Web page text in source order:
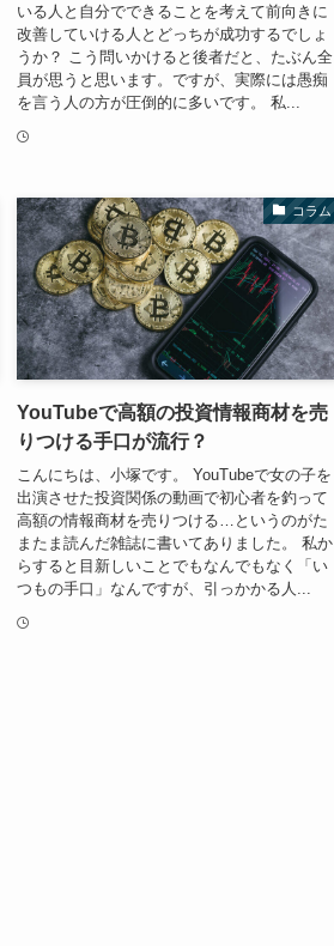
いる人と自分でできることを考えて前向きに
改善していける人とどっちが成功するでしょ
うか？ こう問いかけると後者だと、たぶん全
員が思うと思います。ですが、実際には愚痴
を言う人の方が圧倒的に多いです。 私...
コラム
YouTubeで高額の投資情報商材を売
りつける手口が流行？
こんにちは、小塚です。 YouTubeで女の子を
出演させた投資関係の動画で初心者を釣って
高額の情報商材を売りつける…というのがた
またま読んだ雑誌に書いてありました。 私か
らすると目新しいことでもなんでもなく「い
つもの手口」なんですが、引っかかる人...